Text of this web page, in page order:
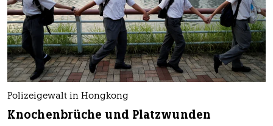
Polizeigewalt in Hongkong
Knochenbrüche und Platzwunden